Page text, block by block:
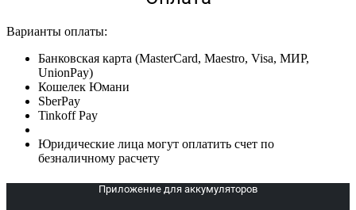
Варианты оплаты:
Банковская карта (MasterCard, Maestro, Visa, МИР,
UnionPay)
Кошелек Юмани
SberPay
Tinkoff Pay
Юридические лица могут оплатить счет по
безналичному расчету
Приложение для аккумуляторов